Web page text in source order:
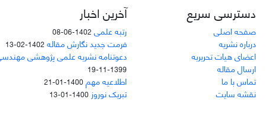
دسترسی سریع
صفحه اصلی
درباره نشریه
اعضای هیات تحریریه
ارسال مقاله
تماس با ما
نقشه سایت
آخرین اخبار
رتبه علمی 1402-06-08
فرمت جدید نگارش مقاله 1402-02-13
دعوتنامه نشریه علمی پژوهشی
1399-11-19
اطلاعیه مهم1400-01-21
تبریک نوروز 1400-01-13